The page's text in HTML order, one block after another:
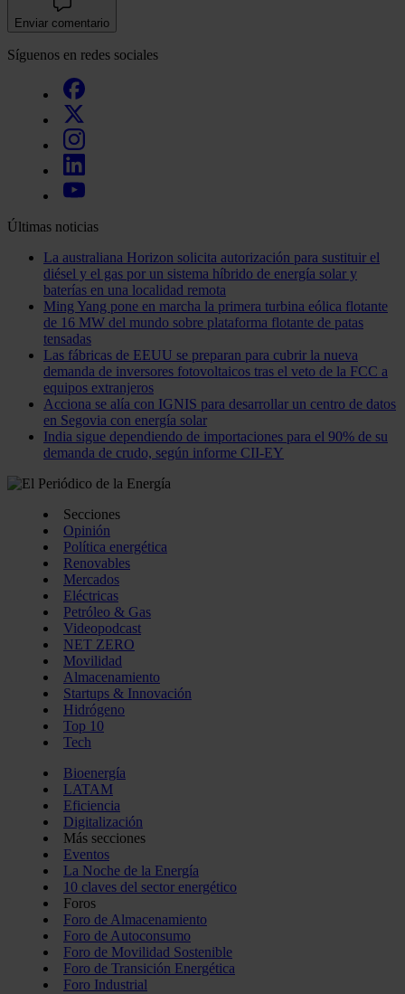
Enviar comentario
Síguenos en redes sociales
Últimas noticias
La australiana Horizon solicita autorización para sustituir el
diésel y el gas por un sistema híbrido de energía solar y
baterías en una localidad remota
Ming Yang pone en marcha la primera turbina eólica flotante
de 16 MW del mundo sobre plataforma flotante de patas
tensadas
Las fábricas de EEUU se preparan para cubrir la nueva
demanda de inversores fotovoltaicos tras el veto de la FCC a
equipos extranjeros
Acciona se alía con IGNIS para desarrollar un centro de datos
en Segovia con energía solar
India sigue dependiendo de importaciones para el 90% de su
demanda de crudo, según informe CII-EY
Secciones
Opinión
Política energética
Renovables
Mercados
Eléctricas
Petróleo & Gas
Videopodcast
NET ZERO
Movilidad
Almacenamiento
Startups & Innovación
Hidrógeno
Top 10
Tech
Bioenergía
LATAM
Eficiencia
Digitalización
Más secciones
Eventos
La Noche de la Energía
10 claves del sector energético
Foros
Foro de Almacenamiento
Foro de Autoconsumo
Foro de Movilidad Sostenible
Foro de Transición Energética
Foro Industrial